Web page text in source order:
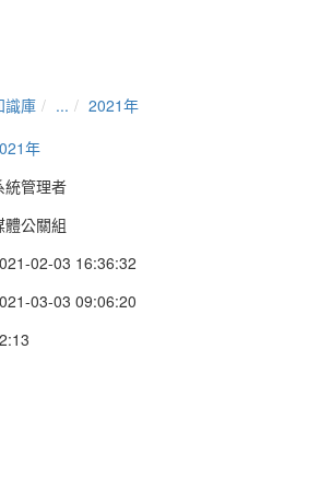
識庫 ...
2021年
年
統管理者
體公關組
02-03 16:36:32
03-03 09:06:20